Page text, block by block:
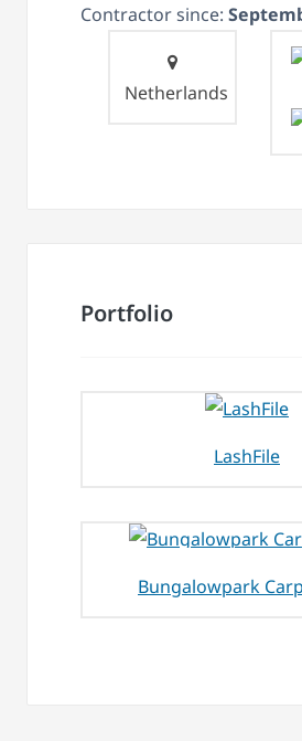
Contractor since:
Netherlands
Portfolio
LashFile
Bungalowpark